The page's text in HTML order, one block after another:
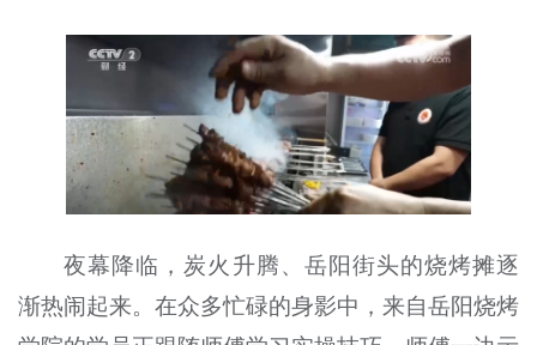
夜幕降临，炭火升腾、岳阳街头的烧烤摊逐
渐热闹起来。在众多忙碌的身影中，来自岳阳烧烤